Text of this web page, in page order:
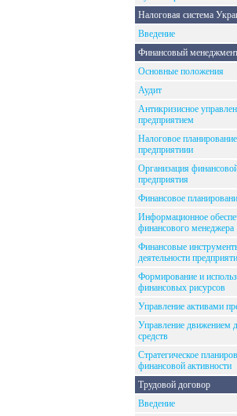
Налоговая система
Введение
Финансовый
Основные положения
Аудит
Антикризисное
предприятием
Налоговое
предприятиии
Организация
предприятия
Финансовое
Информационное
финансового менеджера
Финансовые
деятельности
Формирование и
финансовых рисурсов
Управление активами
Управление движением
средств
Стратегическое
финансовой активности
Трудовой договор
Введение